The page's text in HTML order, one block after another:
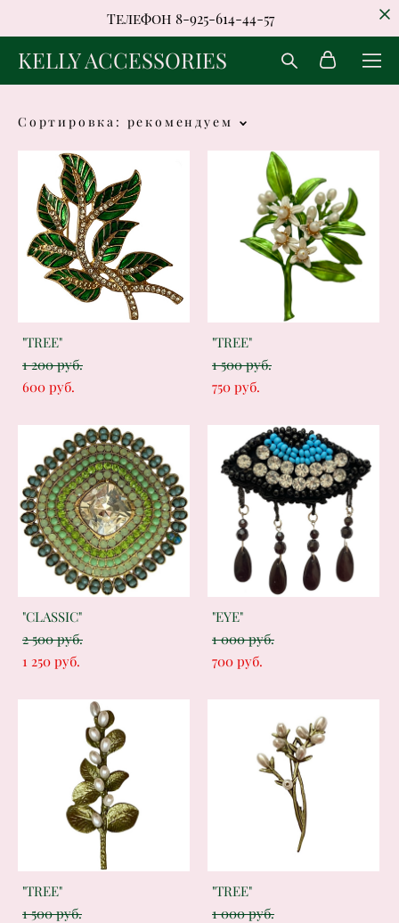
Телефон 8-925-614-44-57
KELLY ACCESSORIES
Сортировка: рекомендуем
"TREE"
1 200 pуб.
600 pуб.
"TREE"
1 500 pуб.
750 pуб.
"CLASSIC"
2 500 pуб.
1 250 pуб.
"EYE"
1 000 pуб.
700 pуб.
"TREE"
1 500 pуб.
"TREE"
1 000 pуб.